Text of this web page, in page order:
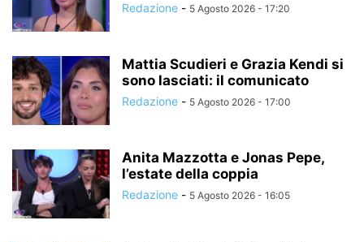
Redazione - 5 Agosto 2026 - 17:20
Mattia Scudieri e Grazia Kendi si
sono lasciati: il comunicato
Redazione - 5 Agosto 2026 - 17:00
Anita Mazzotta e Jonas Pepe,
l’estate della coppia
Redazione - 5 Agosto 2026 - 16:05